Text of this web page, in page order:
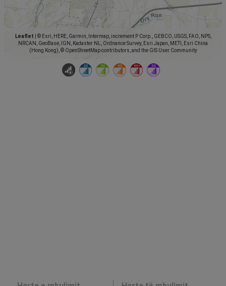
Leaflet
© Esri, HERE, Garmin, Intermap, increment P Corp., GEBCO, USGS, FAO, NPS,
NRCAN, GeoBase, IGN, Kadaster NL, Ordnance Survey, Esri Japan, METI, Esri China
(Hong Kong), © OpenStreetMap contributors, and the GIS User Community